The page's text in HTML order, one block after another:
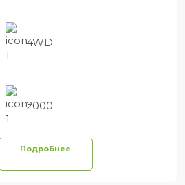
4WD
2000
Подробнее